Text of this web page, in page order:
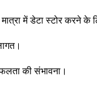
में डेटा स्टोर करने के
की संभावना।